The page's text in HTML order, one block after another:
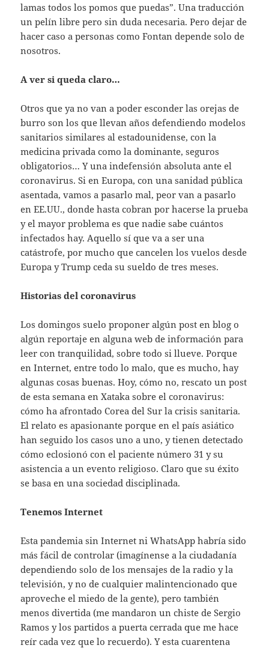
lamas todos los pomos que puedas”. Una traducción
un pelín libre pero sin duda necesaria. Pero dejar de
hacer caso a personas como Fontan depende solo de
nosotros.
A ver si queda claro…
Otros que ya no van a poder esconder las orejas de
burro son los que llevan años defendiendo modelos
sanitarios similares al estadounidense, con la
medicina privada como la dominante, seguros
obligatorios… Y una indefensión absoluta ante el
coronavirus. Si en Europa, con una sanidad pública
asentada, vamos a pasarlo mal, peor van a pasarlo
en EE.UU., donde hasta cobran por hacerse la prueba
y el mayor problema es que nadie sabe cuántos
infectados hay. Aquello sí que va a ser una
catástrofe, por mucho que cancelen los vuelos desde
Europa y Trump ceda su sueldo de tres meses.
Historias del coronavirus
Los domingos suelo proponer algún post en blog o
algún reportaje en alguna web de información para
leer con tranquilidad, sobre todo si llueve. Porque
en Internet, entre todo lo malo, que es mucho, hay
algunas cosas buenas. Hoy, cómo no, rescato un post
de esta semana en Xataka sobre el coronavirus:
cómo ha afrontado Corea del Sur la crisis sanitaria.
El relato es apasionante porque en el país asiático
han seguido los casos uno a uno, y tienen detectado
cómo eclosionó con el paciente número 31 y su
asistencia a un evento religioso. Claro que su éxito
se basa en una sociedad disciplinada.
Tenemos Internet
Esta pandemia sin Internet ni WhatsApp habría sido
más fácil de controlar (imagínense a la ciudadanía
dependiendo solo de los mensajes de la radio y la
televisión, y no de cualquier malintencionado que
aproveche el miedo de la gente), pero también
menos divertida (me mandaron un chiste de Sergio
Ramos y los partidos a puerta cerrada que me hace
reír cada vez que lo recuerdo). Y esta cuarentena